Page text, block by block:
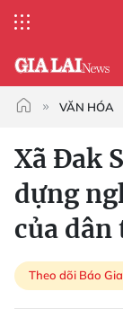
VĂN HÓA
Xã Đak
dựng
của dân
Theo dõi Báo